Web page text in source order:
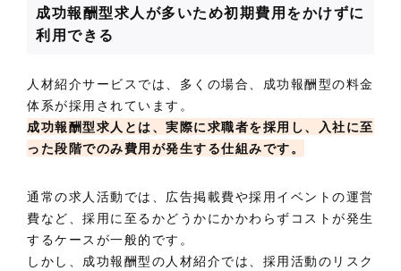
成功報酬型求人が多いため初期費用をかけずに
利用できる
人材紹介サービスでは、多くの場合、成功報酬型の料金
体系が採用されています。
成功報酬型求人とは、実際に求職者を採用し、入社に至
った段階でのみ費用が発生する仕組みです。
通常の求人活動では、広告掲載費や採用イベントの運営
費など、採用に至るかどうかにかかわらずコストが発生
するケースが一般的です。
しかし、成功報酬型の人材紹介では、採用活動のリスク